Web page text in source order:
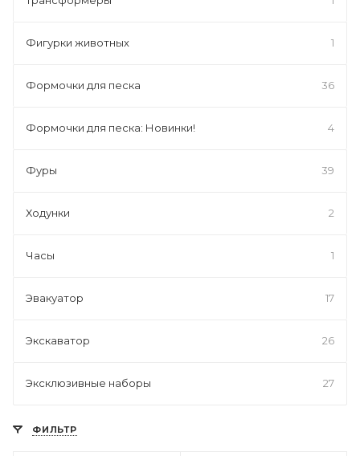
Фигурки животных 1
Формочки для песка 36
Формочки для песка: Новинки! 4
Фуры 39
Ходунки 2
Часы 1
Эвакуатор 17
Экскаватор 26
Эксклюзивные наборы 27
ФИЛЬТР